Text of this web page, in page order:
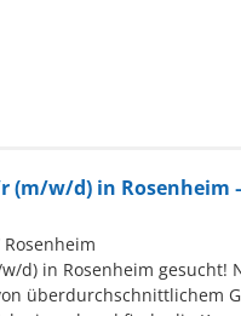
w/d) in Rosenheim
Rosenheim
d) in Rosenheim gesucht!
überdurchschnittlichem